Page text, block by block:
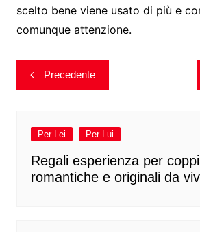
scelto bene viene usato di più e
comunque attenzione.
Navigazione
articoli
Precedente
Per Lei Per Lui
Regali esperienza per
romantiche e originali da